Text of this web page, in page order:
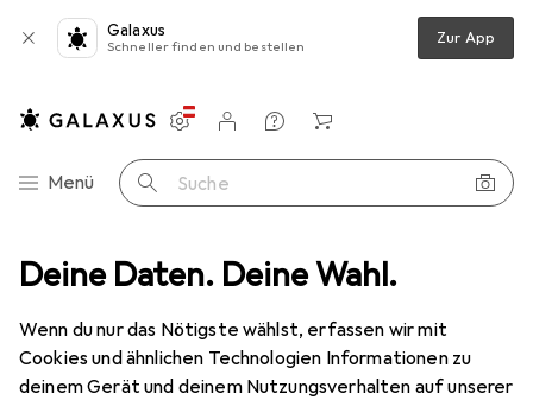
Deine Daten. Deine Wahl.
Wenn du nur das Nötigste wählst, erfassen wir mit
Cookies und ähnlichen Technologien Informationen zu
deinem Gerät und deinem Nutzungsverhalten auf unserer
Galaxus
Schneller finden und bestellen Zur App
Navigation nach Kategorien
Menü Suche
Einstellungen
Kundenkonto
Vergleichslisten
Merklisten
Warenkorb
Idena Stockschirm schwarz Ø100cm Soft-Touch-Designgriff
7 Bilder